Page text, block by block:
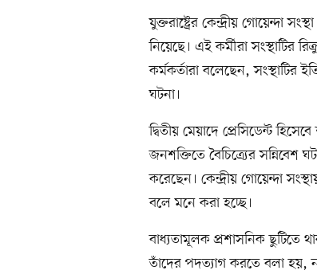
যুক্তরাষ্ট্রের কেন্দ্রীয় গোয়েন্দা
নিয়েছে। এই কর্মীরা সংস্থাটির
কর্মকর্তারা বলেছেন, সংস্থাটির
ঘটনা।
দ্বিতীয় মেয়াদে প্রেসিডেন্ট
জনশক্তিতে বৈচিত্র্যের সন্নিবেশ
করেছেন। কেন্দ্রীয় গোয়েন্দা
বলে মনে করা হচ্ছে।
বাধ্যতামূলক প্রশাসনিক ছুটিতে
তাঁদের পদত্যাগ করতে বলা হয়,